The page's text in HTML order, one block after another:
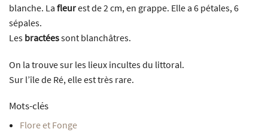
blanche. La fleurest de 2 cm, en grappe. Elle a 6 pétales, 6
sépales.
Les bractéessont blanchâtres.
On la trouve sur les lieux incultes du littoral.
Sur l’île de Ré, elle est très rare.
Mots-clés
Flore et Fonge